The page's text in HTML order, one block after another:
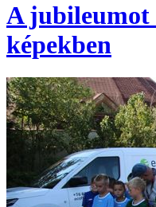
A jubileumot
képekben